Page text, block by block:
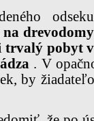
na
trvalý pobyt
. V
by